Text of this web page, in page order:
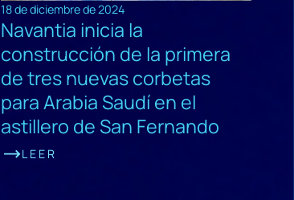
18 de diciembre de 2024
Navantia inicia la
construcción de la primera
de tres nuevas corbetas
para Arabia Saudí en el
astillero de San Fernando
LEER